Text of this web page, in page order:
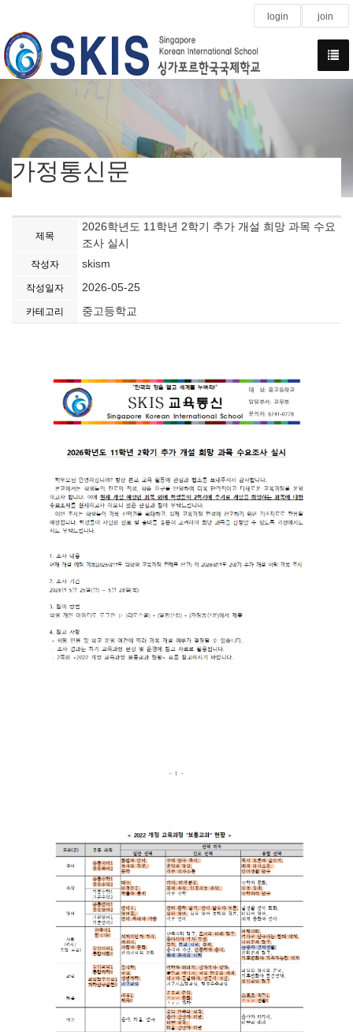
login join
가정통신문
제목
2026학년도 11학년 2학기 추가 개설 희망 과목 수요
조사 실시
작성자 skism
작성일자 2026-05-25
카테고리 중고등학교